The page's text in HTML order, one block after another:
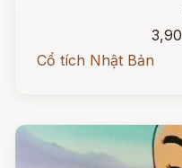
Cổ tích Nhật Bản